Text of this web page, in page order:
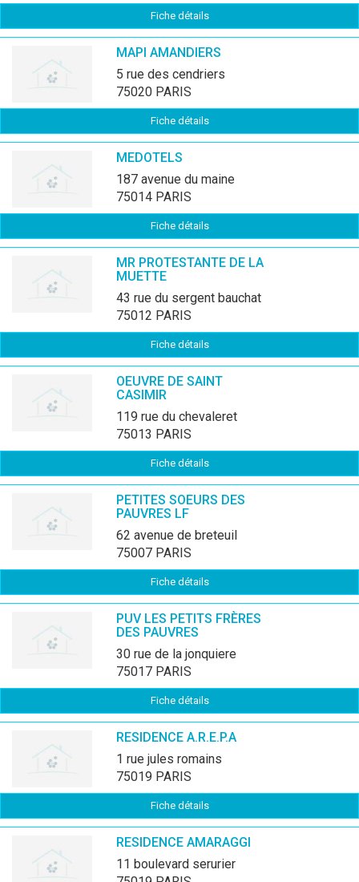
Fiche détails
MAPI AMANDIERS
5 rue des cendriers
75020 PARIS
Fiche détails
MEDOTELS
187 avenue du maine
75014 PARIS
Fiche détails
MR PROTESTANTE DE LA
MUETTE
43 rue du sergent bauchat
75012 PARIS
Fiche détails
OEUVRE DE SAINT
CASIMIR
119 rue du chevaleret
75013 PARIS
Fiche détails
PETITES SOEURS DES
PAUVRES LF
62 avenue de breteuil
75007 PARIS
Fiche détails
PUV LES PETITS FRÈRES
DES PAUVRES
30 rue de la jonquiere
75017 PARIS
Fiche détails
RESIDENCE A.R.E.P.A
1 rue jules romains
75019 PARIS
Fiche détails
RESIDENCE AMARAGGI
11 boulevard serurier